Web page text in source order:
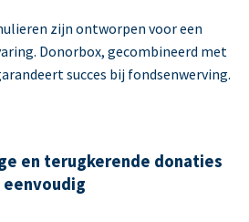
zijn ontworpen voor een
Donorbox, gecombineerd met
succes bij fondsenwerving.
en terugkerende donaties
eenvoudig